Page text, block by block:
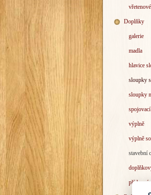
vřetenové
Doplňky
galerie
madla
hlavice
sloupky
sloupky
výplně
výplně
stavební
přídavný